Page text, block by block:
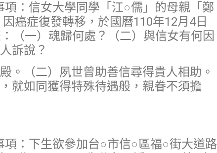
：信女大學同學「江○儒」的母親「鄭
癌症復發轉移，於國曆110年12月4日
（一）魂歸何處？（二）與信女有何因
訴說？
。（二）夙世曾助善信尋得貴人相助。
就如同獲得特殊待遇般，親眷不須擔
：下生欲參加台○市信○區福○街大道路